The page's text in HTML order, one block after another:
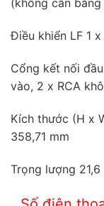
(không cân bằng
Điều khiển LF 1
Cổng kết nối
vào, 2 x RCA
Kích thước (H x
358,71 mm
Trọng lượng